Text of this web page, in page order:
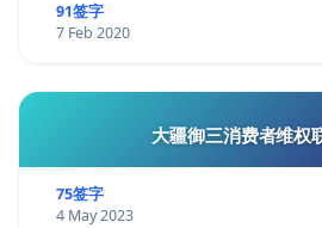
91签字
7 Feb 2020
大疆御三消费者维权
75签字
4 May 2023